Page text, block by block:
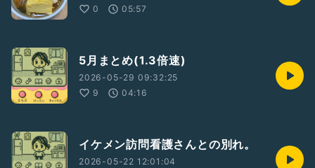
0
05:57
5月まとめ(1.3倍速)
2026-05-29 09:32:25
9
04:16
イケメン訪問看護さんとの別れ。
2026-05-22 12:01:04